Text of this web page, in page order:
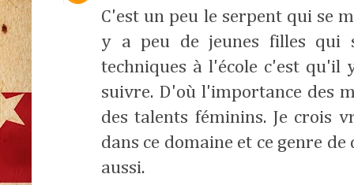
C'est un peu le serpent qui se
y a peu de jeunes filles qui
techniques à l'école c'est qu'il
suivre. D'où l'importance des
des talents féminins. Je crois
dans ce domaine et ce genre
aussi.